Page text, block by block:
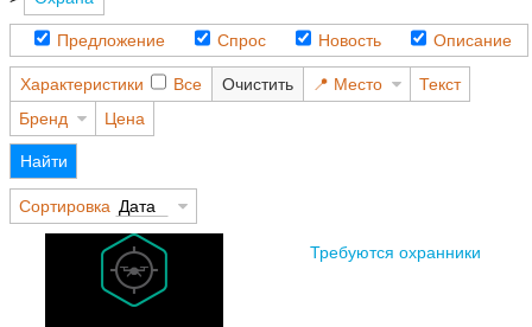
Предложение Спрос Новость Описание
Характеристики Все Очистить Место
Текст
Бренд
Цена
Найти
Сортировка Дата
Требуются охранники